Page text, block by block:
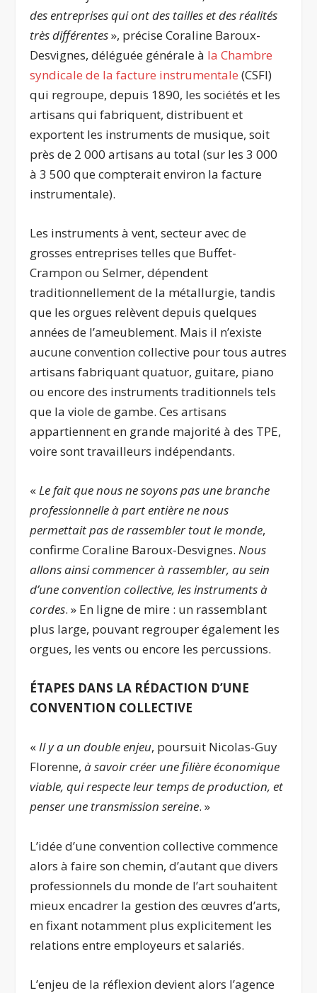
des entreprises qui ont des tailles et des réalités
très différentes», précise Coraline Baroux-
Desvignes, déléguée générale à la Chambre
syndicale de la facture instrumentale (CSFI)
qui regroupe, depuis 1890, les sociétés et les
artisans qui fabriquent, distribuent et
exportent les instruments de musique, soit
près de 2 000 artisans au total (sur les 3 000
à 3 500 que compterait environ la facture
instrumentale).
Les instruments à vent, secteur avec de
grosses entreprises telles que Buffet-
Crampon ou Selmer, dépendent
traditionnellement de la métallurgie, tandis
que les orgues relèvent depuis quelques
années de l’ameublement. Mais il n’existe
aucune convention collective pour tous autres
artisans fabriquant quatuor, guitare, piano
ou encore des instruments traditionnels tels
que la viole de gambe. Ces artisans
appartiennent en grande majorité à des TPE,
voire sont travailleurs indépendants.
«Le fait que nous ne soyons pas une branche
professionnelle à part entière ne nous
permettait pas de rassembler tout le monde,
confirme Coraline Baroux-Desvignes.Nous
allons ainsi commencer à rassembler, au sein
d’une convention collective, les instruments à
cordes. » En ligne de mire : un rassemblant
plus large, pouvant regrouper également les
orgues, les vents ou encore les percussions.
ÉTAPES DANS LA RÉDACTION D’UNE
CONVENTION COLLECTIVE
«Il y a un double enjeu, poursuit Nicolas-Guy
Florenne,à savoir créer une filière économique
viable, qui respecte leur temps de production, et
penser une transmission sereine. »
L’idée d’une convention collective commence
alors à faire son chemin, d’autant que divers
professionnels du monde de l’art souhaitent
mieux encadrer la gestion des œuvres d’arts,
en fixant notamment plus explicitement les
relations entre employeurs et salariés.
L’enjeu de la réflexion devient alors l’agence